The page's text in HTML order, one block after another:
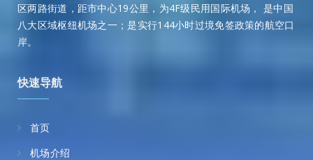
区两路街道，距市中心19公里，为4F级民用国际机场， 是中国
八大区域枢纽机场之一；是实行144小时过境免签政策的航空口
岸。
快速导航
首页
机场介绍